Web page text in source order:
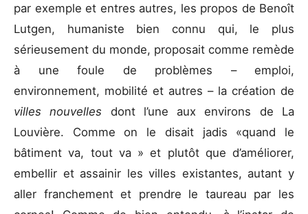
par exemple et entres autres, les propos de Benoît
Lutgen, humaniste bien connu qui, le plus
sérieusement du monde, proposait comme remède
à une foule de problèmes – emploi,
environnement, mobilité et autres – la création de
villes nouvelles dont l’une aux environs de La
Louvière. Comme on le disait jadis «quand le
bâtiment va, tout va » et plutôt que d’améliorer,
embellir et assainir les villes existantes, autant y
aller franchement et prendre le taureau par les